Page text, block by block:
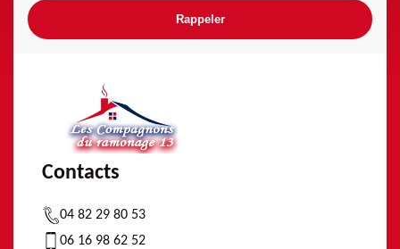
Contacts
04 82 29 80 53
06 16 98 62 52